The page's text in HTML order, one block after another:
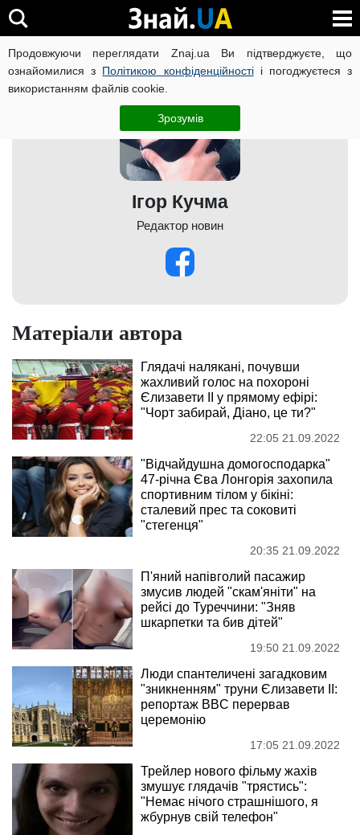
Продовжуючи переглядати Znaj.ua Ви підтверджуєте, що
ознайомилися з Політикою конфіденційностіі погоджуєтеся з
використанням файлів cookie.
Зрозумів
Ігор Кучма
Редактор новин
Матеріали автора
Глядачі налякані, почувши
жахливий голос на похороні
Єлизавети II у прямому ефірі:
"Чорт забирай, Діано, це ти?"
22:05 21.09.2022
"Відчайдушна домогосподарка"
47-річна Єва Лонгорія захопила
спортивним тілом у бікіні:
сталевий прес та соковиті
"стегенця"
20:35 21.09.2022
П'яний напівголий пасажир
змусив людей "скам'яніти" на
рейсі до Туреччини: "Зняв
шкарпетки та бив дітей"
19:50 21.09.2022
Люди спантеличені загадковим
"зникненням" труни Єлизавети II:
репортаж BBC перервав
церемонію
17:05 21.09.2022
Трейлер нового фільму жахів
змушує глядачів "трястись":
"Немає нічого страшнішого, я
жбурнув свій телефон"